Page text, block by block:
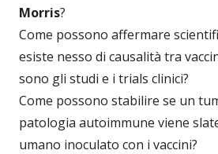
Morris?
Come possono affermare
esiste nesso di causalità tra
sono gli studi e i trials clinici?
Come possono stabilire se un
patologia autoimmune viene
umano inoculato con i vaccini?